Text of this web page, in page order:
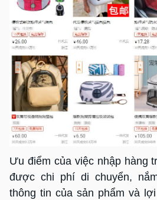
Ưu điểm của việc nhập hàng
được chi phí di chuyển,
thông tin của sản phẩm và